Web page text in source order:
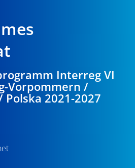
Interreg VI
Vorpommern /
2021-2027